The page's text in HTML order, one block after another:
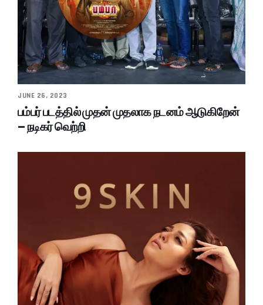
JUNE 26, 2023
பம்பர் படத்தில் முதன் முதலாக நடனம் ஆடுகிறேன்
– நடிகர் வெற்றி